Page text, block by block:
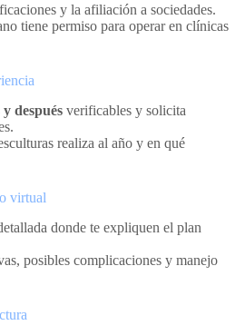
y la afiliación a sociedades.
tiene permiso para operar en clínicas
después verificables y solicita
realiza al año y en qué
virtual
donde te expliquen el plan
posibles complicaciones y manejo